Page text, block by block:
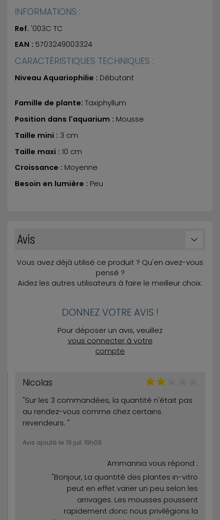
INFORMATIONS :
Ref. '003C TC
EAN : 5703249003324
CARACTÉRISTIQUES TECHNIQUES :
Niveau Aquariophilie : Débutant
Famille de plante: Taxiphyllum
Position dans l'aquarium : Mousse
Taille mini : 3 cm
Taille maxi : 10 cm
Croissance : Moyenne
Besoin en lumière : Peu
Avis
Vous avez déjà utilisé ce produit ? Qu'en avez-vous
pensé ?
Aidez les autres utilisateurs à faire le meilleur choix.
DONNEZ VOTRE AVIS !
Pour déposer un avis, veuillez
vous connecter à votre
compte
Nicolas
"Sur les 3 commandées, la quantité n'était pas
au rendez-vous comme chez certains
revendeurs. "
Avis ajouté le 19 juil. 19h09
Ammannia vous répond :
"Bonjour, La quantité des plantes in-vitro
peut en effet varier un peu selon les
arrivages. Les mousses poussent
rapidement donc nous privilégions la